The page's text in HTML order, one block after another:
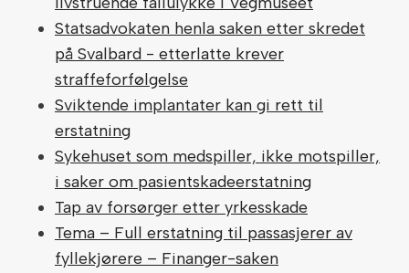
Statsadvokaten henla saken etter skredet
på Svalbard - etterlatte krever
straffeforfølgelse
Sviktende implantater kan gi rett til
erstatning
Sykehuset som medspiller, ikke motspiller,
i saker om pasientskadeerstatning
Tap av forsørger etter yrkesskade
Tema – Full erstatning til passasjerer av
fyllekjørere – Finanger-saken